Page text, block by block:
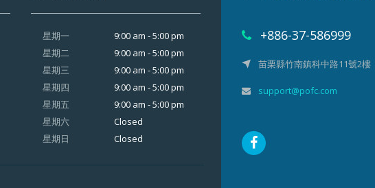
星期一
星期二
星期三
星期四
星期五
星期六
星期日
9:00 am - 5:00 pm
9:00 am - 5:00 pm
9:00 am - 5:00 pm
9:00 am - 5:00 pm
9:00 am - 5:00 pm
Closed
Closed
+886-37-586999
苗栗縣竹南鎮科中路11號2樓
support@pofc.com